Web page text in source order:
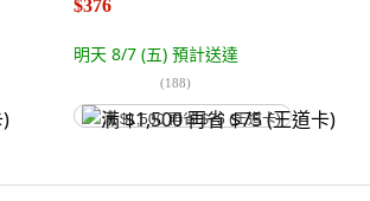
$376
明天 8/7 (五) 預計送達
(188)
满 $1,500 再省 $75 (王道卡)